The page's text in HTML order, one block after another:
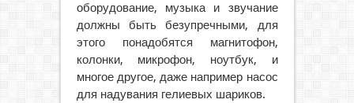
оборудование, музыка и звучание
должны быть безупречными, для
этого понадобятся магнитофон,
колонки, микрофон, ноутбук, и
многое другое, даже например насос
для надувания гелиевых шариков.